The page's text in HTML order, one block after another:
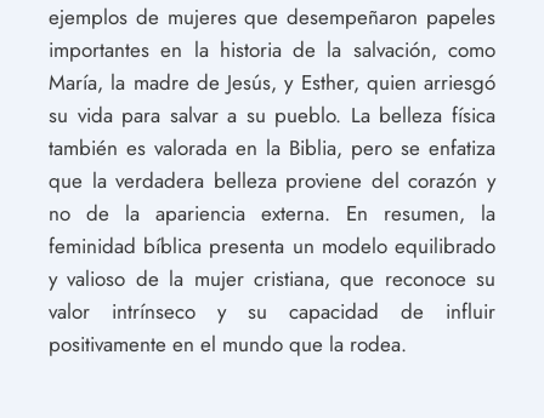
ejemplos de mujeres que desempeñaron papeles
importantes en la historia de la salvación, como
María, la madre de Jesús, y Esther, quien arriesgó
su vida para salvar a su pueblo. La belleza física
también es valorada en la Biblia, pero se enfatiza
que la verdadera belleza proviene del corazón y
no de la apariencia externa. En resumen, la
feminidad bíblica presenta un modelo equilibrado
y valioso de la mujer cristiana, que reconoce su
valor intrínseco y su capacidad de influir
positivamente en el mundo que la rodea.